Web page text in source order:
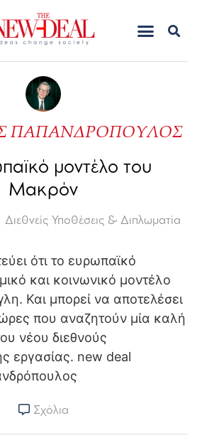
ΠΑΠΑΝΔΡΟΠΟΥΛΟΣ
μοντέλο του
Μακρόν
Διεθνείς Υποθέσεις & Διπλωματία
Σχόλια